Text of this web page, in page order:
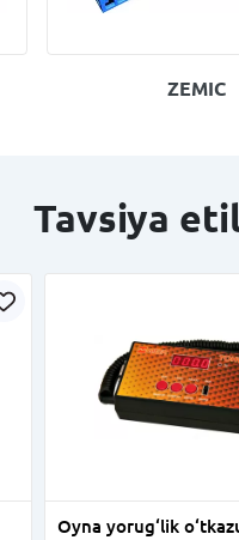
ZEMIC
Tavsiya
Oyna yorug‘lik